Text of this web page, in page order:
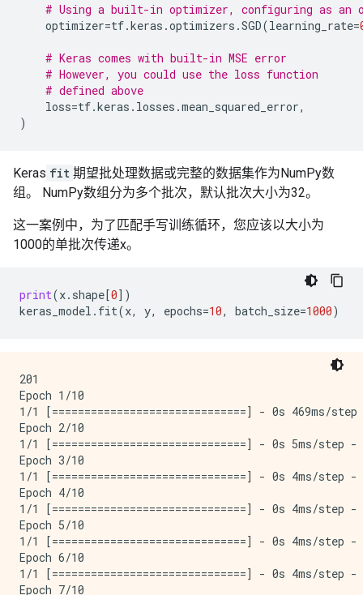
# Using a built-in optimizer, configuring as an
optimizer=tf.keras .optimizers .SGD(learning_rate=
# Keras comes with built-in MSE error
# However, you could use the loss function
# defined above
loss=tf.keras . losses .mean_squared_error,
)
Keras fit 期望批处理数据或完整的数据集作为NumPy数
组。 NumPy数组分为多个批次，默认批次大小为32。
这一案例中，为了匹配手写训练循环，您应该以大小为
1000的单批次传递x。
print(x. shape[0])
keras_model . fit(x, y, epochs=10, batch_size=1000)
201
Epoch 1/10
1/1 [==============================] - 0s 469ms/
Epoch 2/10
1/1 [==============================] - 0s 5ms/
Epoch 3/10
1/1 [==============================] - 0s 4ms/
Epoch 4/10
1/1 [==============================] - 0s 4ms/
Epoch 5/10
1/1 [==============================] - 0s 4ms/
Epoch 6/10
1/1 [==============================] - 0s 4ms/
Epoch 7/10